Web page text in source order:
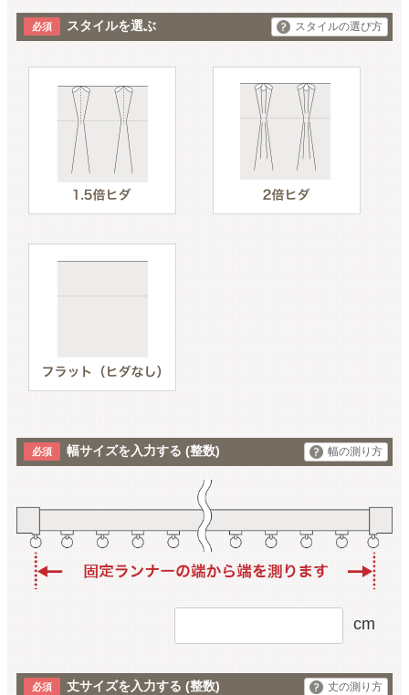
スタイルを選ぶ スタイルの選び方
幅サイズを入力する (整数) 幅の測り方
cm
丈サイズを入力する (整数) 丈の測り方